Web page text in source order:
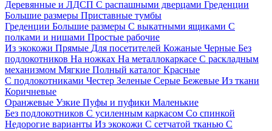
Деревянные и ЛДСП С распашными дверцами Греденции
Большие размеры Приставные тумбы
Греденции Большие размеры С выкатными ящиками С
полками и нишами Простые рабочие
Из экокожи Прямые Для посетителей Кожаные Черные Без
подлокотников На ножках На металлокаркасе С раскладным
механизмом Мягкие Полный каталог Красные
С подлокотниками Честер Зеленые Серые Бежевые Из ткани
Коричневые
Оранжевые Узкие Пуфы и пуфики Маленькие
Без подлокотников С усиленным каркасом Со спинкой
Недорогие варианты Из экокожи С сетчатой тканью С